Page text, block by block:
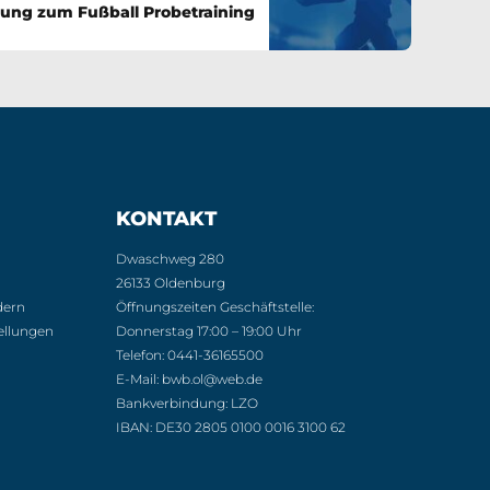
zum Fußball Probetraining
KONTAKT
Dwaschweg 280
26133 Oldenburg
Öffnungszeiten Geschäftstelle:
Donnerstag 17:00 – 19:00 Uhr
Telefon: 0441-36165500
E-Mail: bwb.ol@web.de
Bankverbindung: LZO
IBAN: DE30 2805 0100 0016 3100 62